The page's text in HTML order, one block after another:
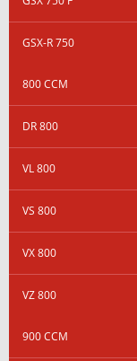
GSX-R 750
800 CCM
DR 800
VL 800
VS 800
VX 800
VZ 800
900 CCM